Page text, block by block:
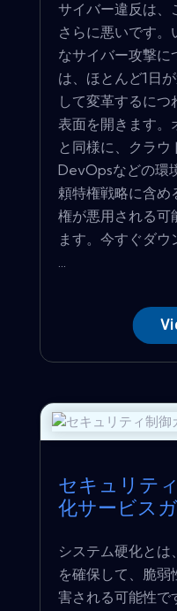
サイバー違反は、
さらに悪いです。
なサイバー攻撃に
は、ほとんど1日
して変革するに
表面を開きます。
と同様に、クラウ
DevOpsなどの環
頼特権戦略に含め
権が悪用される可
ます。今すぐダウ
セキュリテ
化サービス
システム硬化とは
を確保して、脆弱
害される可能性で